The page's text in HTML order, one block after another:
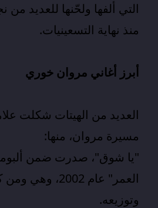
التي ألفها ولحّنها للعديد من
منذ نهاية التسعينيات.
أبرز أغاني مروان خوري
العديد من الهيتات شكلت
مسيرة مروان، منها:
"يا شوق"، صدرت ضمن
العمر" عام 2002،
وتوزيعه.